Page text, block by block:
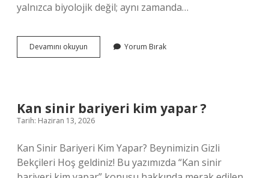
yalnızca biyolojik değil; aynı zamanda…
Devamını okuyun
hastaları
Yorum Bırak
Kan sinir bariyeri kim yapar ?
Tarih: Haziran 13, 2026
Kan Sinir Bariyeri Kim Yapar? Beynimizin Gizli
Bekçileri Hoş geldiniz! Bu yazımızda “Kan sinir